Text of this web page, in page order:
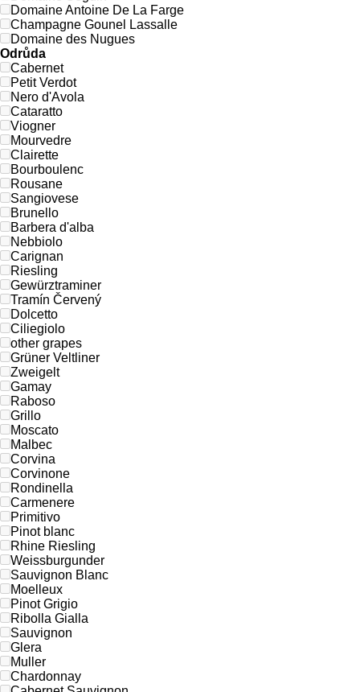
Domaine Antoine De La Farge
Champagne Gounel Lassalle
Domaine des Nugues
Odrůda
Cabernet
Petit Verdot
Nero d'Avola
Cataratto
Viogner
Mourvedre
Clairette
Bourboulenc
Rousane
Sangiovese
Brunello
Barbera d'alba
Nebbiolo
Carignan
Riesling
Gewürztraminer
Tramín Červený
Dolcetto
Ciliegiolo
other grapes
Grüner Veltliner
Zweigelt
Gamay
Raboso
Grillo
Moscato
Malbec
Corvina
Corvinone
Rondinella
Carmenere
Primitivo
Pinot blanc
Rhine Riesling
Weissburgunder
Sauvignon Blanc
Moelleux
Pinot Grigio
Ribolla Gialla
Sauvignon
Glera
Muller
Chardonnay